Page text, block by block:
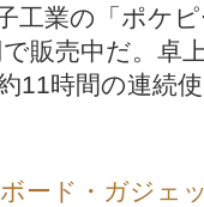
工業の「ポケ
販売中だ。卓
11時間の連続
ード・ガジェ